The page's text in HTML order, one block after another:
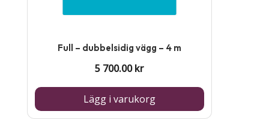
Full – dubbelsidig vägg – 4 m
5 700.00kr
Lägg i varukorg